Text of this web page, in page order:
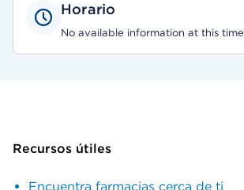
Horario
No available information at this time
Recursos útiles
Encuentra farmacias cerca de ti